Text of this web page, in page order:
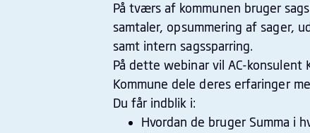
På tværs af kommunen bruger
samtaler, opsummering af sager,
samt intern sagssparring.
På dette webinar vil AC-konsulent
Kommune dele deres erfaringer
Du får indblik i:
Hvordan de bruger Summa i